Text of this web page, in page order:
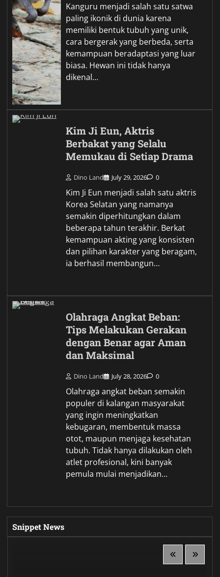
Kanguru menjadi salah satu satwa
paling ikonik di dunia karena
memiliki bentuk tubuh yang unik,
cara bergerak yang berbeda, serta
kemampuan beradaptasi yang luar
biasa. Hewan ini tidak hanya
dikenal…
Kim Ji Eun, Aktris
Berbakat yang Selalu
Memukau di Setiap Drama
Dino Land July 29, 2026 0
Kim Ji Eun menjadi salah satu aktris
Korea Selatan yang namanya
semakin diperhitungkan dalam
beberapa tahun terakhir. Berkat
kemampuan akting yang konsisten
dan pilihan karakter yang beragam,
ia berhasil membangun…
Olahraga Angkat Beban:
Tips Melakukan Gerakan
dengan Benar agar Aman
dan Maksimal
Dino Land July 28, 2026 0
Olahraga angkat beban semakin
populer di kalangan masyarakat
yang ingin meningkatkan
kebugaran, membentuk massa
otot, maupun menjaga kesehatan
tubuh. Tidak hanya dilakukan oleh
atlet profesional, kini banyak
pemula mulai menjadikan…
Snippet News